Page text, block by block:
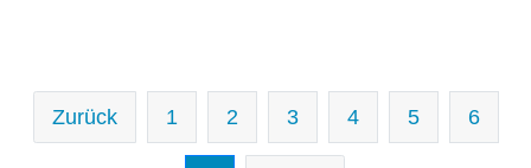
Zurück 1 2 3 4 5 6